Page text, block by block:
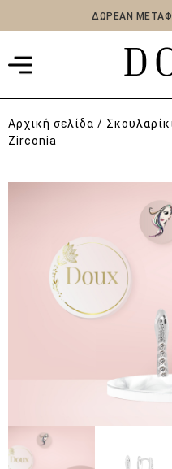
ΔΩΡΕΑΝ
Αρχική σελίδα /
Zirconia